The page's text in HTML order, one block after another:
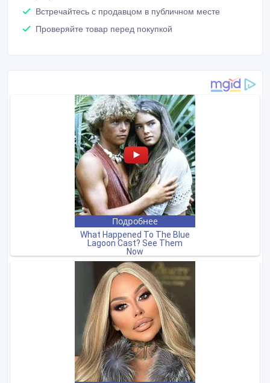
Встречайтесь с продавцом в публичном месте
Проверяйте товар перед покупкой